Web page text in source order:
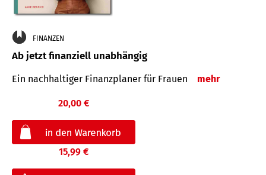
FINANZEN
Ab jetzt finanziell unabhängig
Ein nachhaltiger Finanzplaner für Frauen mehr
20,00 €
15,99 €